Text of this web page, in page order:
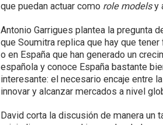
que puedan actuar como role modelsy
Antonio Garrigues plantea la pregunta
que Soumitra replica que hay que
o en España que han generado un
española y conoce España bastante
interesante: el necesario encaje entre
innovar y alcanzar mercados a nivel
David corta la discusión de manera un